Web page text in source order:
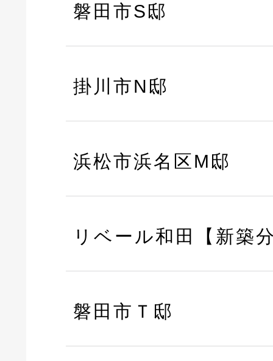
磐田市S邸
掛川市N邸
浜松市浜名区M邸
リベール和田【新築
磐田市Ｔ邸